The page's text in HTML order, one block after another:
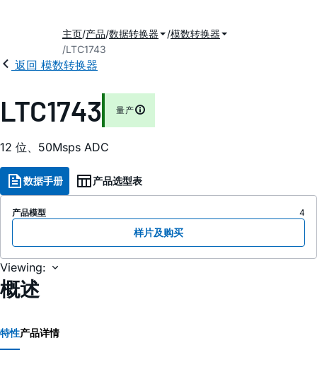
主页 产品 数据转换器
模数转换器
LTC1743
返回 模数转换器
LTC1743 量产
12 位、50Msps ADC
数据手册 产品选型表
产品模型 4
样片及购买
Viewing:
概述
特性产品详情